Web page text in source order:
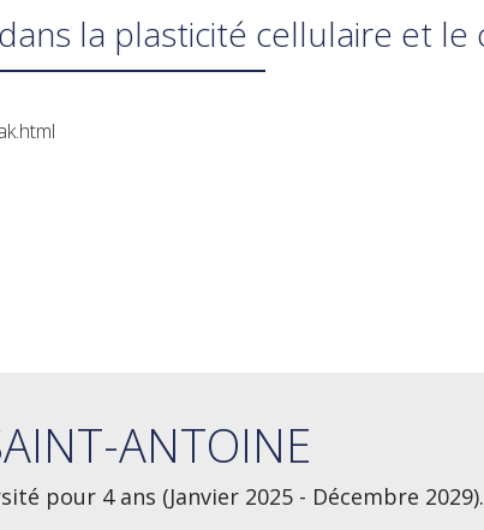
la plasticité cellulaire et le
ANTOINE
pour 4 ans (Janvier 2025 - Décembre 2029).